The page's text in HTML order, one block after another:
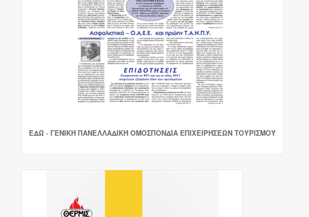
ΕΔΏ - ΓΕΝΙΚΉ ΠΑΝΕΛΛΑΔΙΚΉ ΟΜΟΣΠΟΝΔΊΑ ΕΠΙΧΕΙΡΉΣΕΩΝ ΤΟΥΡΙΣΜΟΎ